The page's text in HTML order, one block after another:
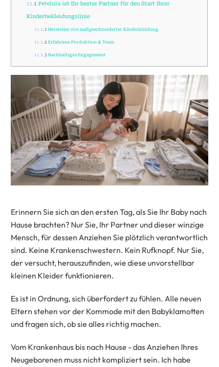
11.1Petelulu ist Ihr bester Partner für den Start Ihrer
Kinderbekleidungslinie
11.1.1 Hersteller von maßgeschneiderter Kinderkleidung
11.1.2 Erfahrene Produktion & Team
11.1.3 Nachhaltiges Engagement
Erinnern Sie sich an den ersten Tag, als Sie Ihr Baby nach
Hause brachten? Nur Sie, Ihr Partner und dieser winzige
Mensch, für dessen Anziehen Sie plötzlich verantwortlich
sind. Keine Krankenschwestern. Kein Rufknopf. Nur Sie,
der versucht, herauszufinden, wie diese unvorstellbar
kleinen Kleider funktionieren.
Es ist in Ordnung, sich überfordert zu fühlen. Alle neuen
Eltern stehen vor der Kommode mit den Babyklamotten
und fragen sich, ob sie alles richtig machen.
Vom Krankenhaus bis nach Hause - das Anziehen Ihres
Neugeborenen muss nicht kompliziert sein. Ich habe